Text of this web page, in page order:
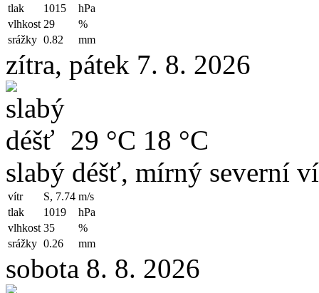
tlak
1015
hPa
vlhkost 29
%
srážky 0.82 mm
zítra, pátek 7. 8. 2026
29 °C 18 °C
slabý déšť, mírný severní
vítr S, 7.74 m/s
tlak
1019
hPa
vlhkost 35
%
srážky 0.26 mm
sobota 8. 8. 2026